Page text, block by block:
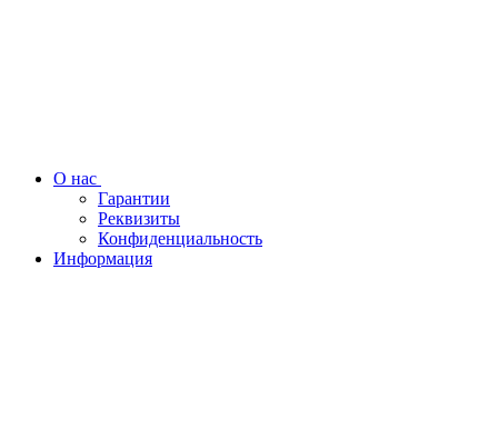
О нас
Гарантии
Реквизиты
Конфиденциальность
Информация